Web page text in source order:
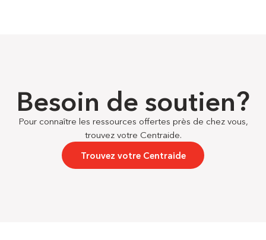
Besoin de soutien?
Pour connaître les ressources offertes près de chez vous,
trouvez votre Centraide.
Trouvez votre Centraide